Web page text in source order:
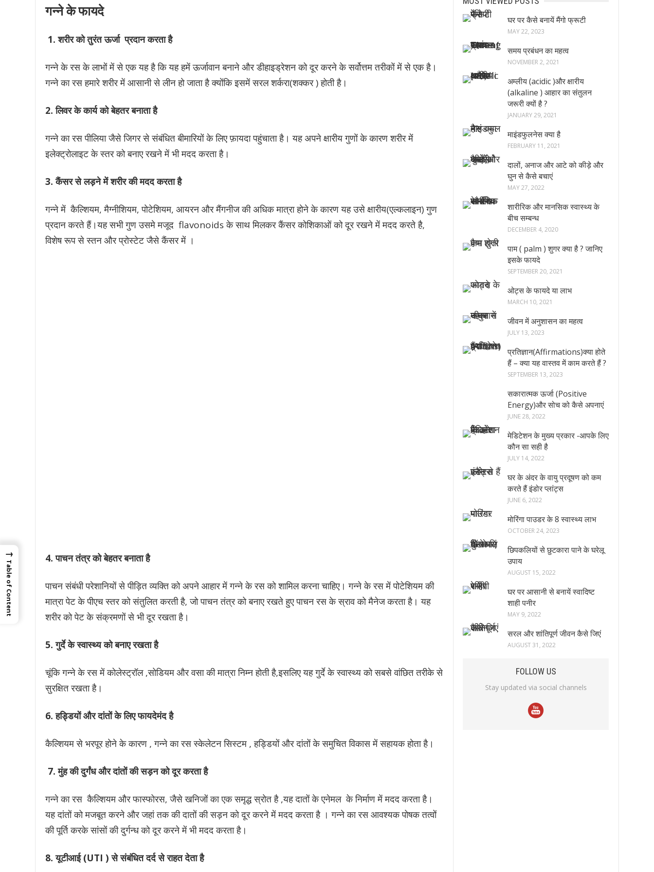
गन्ने के फायदे
1. शरीर को तुरंत ऊर्जा प्रदान करता है
गन्ने के रस के लाभों में से एक यह है कि यह हमें ऊर्जावान बनाने और डीहाइड्रेशन को दूर करने के सर्वोत्तम तरीकों में से एक है।
गन्ने का रस हमारे शरीर में आसानी से लीन हो जाता है क्योंकि इसमें सरल शर्करा(शक्कर ) होती है।
2. लिवर के कार्य को बेहतर बनाता है
गन्ने का रस पीलिया जैसे जिगर से संबंधित बीमारियों के लिए फ़ायदा पहुंचाता है। यह अपने क्षारीय गुणों के कारण शरीर में
इलेक्ट्रोलाइट के स्तर को बनाए रखने में भी मदद करता है।
3. कैंसर से लड़ने में शरीर की मदद करता है
गन्ने में कैल्शियम, मैग्नीशियम, पोटेशियम, आयरन और मैंगनीज की अधिक मात्रा होने के कारण यह उसे क्षारीय(एल्कलाइन) गुण
प्रदान करते हैं।यह सभी गुण उसमे मजूद flavonoids के साथ मिलकर कैंसर कोशिकाओं को दूर रखने में मदद करते है,
विशेष रूप से स्तन और प्रोस्टेट जैसे कैंसर में ।
4. पाचन तंत्र को बेहतर बनाता है
पाचन संबंधी परेशानियों से पीड़ित व्यक्ति को अपने आहार में गन्ने के रस को शामिल करना चाहिए। गन्ने के रस में पोटेशियम की
मात्रा पेट के पीएच स्तर को संतुलित करती है, जो पाचन तंत्र को बनाए रखते हुए पाचन रस के स्राव को मैनेज करता है। यह
शरीर को पेट के संक्रमणों से भी दूर रखता है।
5. गुर्दे के स्वास्थ्य को बनाए रखता है
चूंकि गन्ने के रस में कोलेस्ट्रॉल ,सोडियम और वसा की मात्रा निम्न होती है,इसलिए यह गुर्दे के स्वास्थ्य को सबसे वांछित तरीके से
सुरक्षित रखता है।
6. हड्डियों और दांतों के लिए फायदेमंद है
कैल्शियम से भरपूर होने के कारण , गन्ने का रस स्केलेटन सिस्टम , हड्डियों और दांतों के समुचित विकास में सहायक होता है।
7. मुंह की दुर्गंध और दांतों की सड़न को दूर करता है
गन्ने का रस कैल्शियम और फास्फोरस, जैसे खनिजों का एक समृद्ध स्रोत है ,यह दातों के एनेमल के निर्माण में मदद करता है।
यह दांतों को मजबूत करने और जहां तक की दातों की सड़न को दूर करने में मदद करता है । गन्ने का रस आवश्यक पोषक तत्वों
की पूर्ति करके सांसों की दुर्गन्ध को दूर करने में भी मदद करता है।
8. यूटीआई (UTI ) से संबंधित दर्द से राहत देता है
घर पर कैसे बनायें मैंगो फ्रूटी
MAY 22, 2023
समय प्रबंधन का महत्व
NOVEMBER 2, 2021
अम्लीय (acidic )और क्षारीय
(alkaline ) आहार का संतुलन
जरूरी क्यों है ?
JANUARY 29, 2021
माइंडफुलनेस क्या है
FEBRUARY 11, 2021
दालों, अनाज और आटे को कीड़े और
घुन से कैसे बचाएं
MAY 27, 2022
शारीरिक और मानसिक स्वास्थ्य के
बीच सम्बन्ध
DECEMBER 4, 2020
पाम ( palm ) शुगर क्या है ? जानिए
इसके फायदे
SEPTEMBER 20, 2021
ओट्स के फायदे या लाभ
MARCH 10, 2021
जीवन में अनुशासन का महत्व
JULY 13, 2023
प्रतिज्ञान(Affirmations)क्या होते
हैं – क्या यह वास्तव में काम करते हैं ?
SEPTEMBER 13, 2023
सकारात्मक ऊर्जा (Positive
Energy)और सोच को कैसे अपनाएं
JUNE 28, 2022
मेडिटेशन के मुख्य प्रकार -आपके लिए
कौन सा सही है
JULY 14, 2022
घर के अंदर के वायु प्रदूषण को कम
करते हैं इंडोर प्लांट्स
JUNE 6, 2022
मोरिंगा पाउडर के 8 स्वास्थ्य लाभ
OCTOBER 24, 2023
छिपकलियों से छुटकारा पाने के घरेलू
उपाय
AUGUST 15, 2022
घर पर आसानी से बनायें स्वादिष्ट
शाही पनीर
MAY 9, 2022
सरल और शांतिपूर्ण जीवन कैसे जिएं
AUGUST 31, 2022
FOLLOW US
Stay updated via social channels
→
Table of Content